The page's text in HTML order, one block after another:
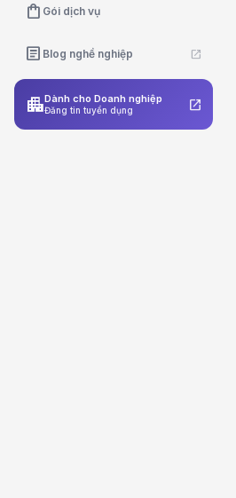
shopping_bag Gói dịch vụ
article Blog nghề nghiệp open_in_new
apartmentDành cho Doanh nghiệp
Đăng tin tuyển dụng open_in_new